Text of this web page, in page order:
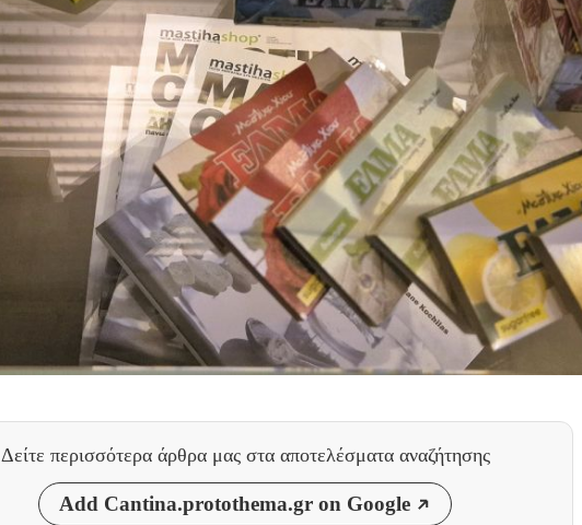
Δείτε περισσότερα άρθρα μας στα αποτελέσματα αναζήτησης
Add Cantina.protothema.gr on Google